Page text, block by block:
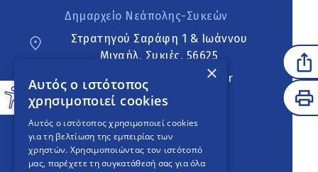
Δημαρχείο Νεάπολης-Συκεών
Στρατηγού Σαράφη 1 & Ιωάννου
Μιχαήλ, Συκιές, 56625
neapoli.sykies@ddt.gov.gr
Ακολουθήστε
English Version
×
Αυτός ο ιστότοπος
χρησιμοποιεί cookies
Αυτός ο ιστότοπος χρησιμοποιεί cookies
για τη βελτίωση της εμπειρίας των
χρηστών. Χρησιμοποιώντας τον ιστότοπό
μας, παρέχετε τη συγκατάθεσή σας για όλα